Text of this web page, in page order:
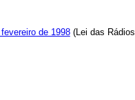
de 1998(Lei das